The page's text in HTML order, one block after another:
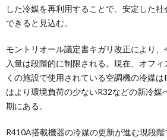
した冷媒を再利用することで、安定した
できると見込む。
モントリオール議定書キガリ改正により
入量は段階的に制限される。現在、オフ
くの施設で使用されている空調機の冷媒
はより環境負荷の少ないR32などの新冷媒
期にある。
R410A搭載機器の冷媒の更新が進む現段